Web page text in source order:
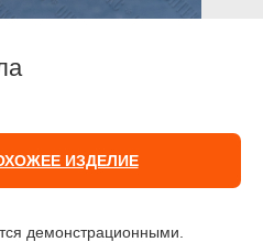
ИЗДЕЛИЕ
демонстрационными.